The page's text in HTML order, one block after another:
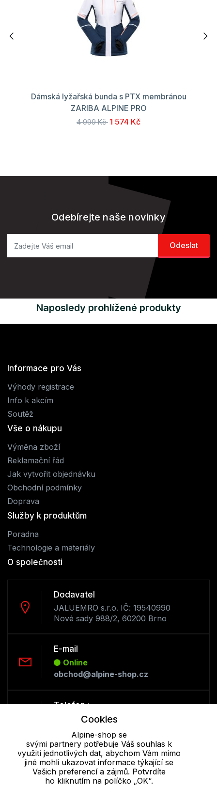
Dámská lyžařská bunda s PTX membránou
ZARIBA ALPINE PRO
4 999 Kč 1 574 Kč
Odebírejte naše novinky
Naposledy prohlížené produkty
Informace pro Vás
Výhody registrace
Info k akcím
Soutěž
Vše o nákupu
Výměna zboží
Reklamační řád
Jak vytvořit objednávku
Obchodní podmínky
Doprava
Služby k produktům
Poradna
Technologie a materiály
O společnosti
Dodavatel
JALUEMRO s.r.o. IČ: 19540990
Nové sady 988/2, 60200 Brno
E-mail
Online
obchod@alpine-shop.cz
Telefon :
Offline
Cookie - podrobné nastavení| Další informace | Ochrana osobních
Cookies
Alpine-shop se
svými partnery potřebuje Váš souhlas k
využití jednotlivých dat, abychom Vám mimo
jiné mohli ukazovat informace týkající se
Vašich preferencí a zájmů. Potvrdíte
ho kliknutím na políčko „OK“.